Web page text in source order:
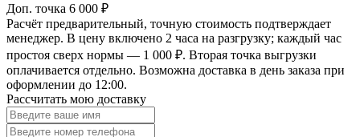
Доп. точка 6 000 ₽
Расчёт предварительный, точную стоимость подтверждает
менеджер. В цену включено 2 часа на разгрузку; каждый час
простоя сверх нормы — 1 000 ₽. Вторая точка выгрузки
оплачивается отдельно. Возможна доставка в день заказа при
оформлении до 12:00.
Рассчитать мою доставку